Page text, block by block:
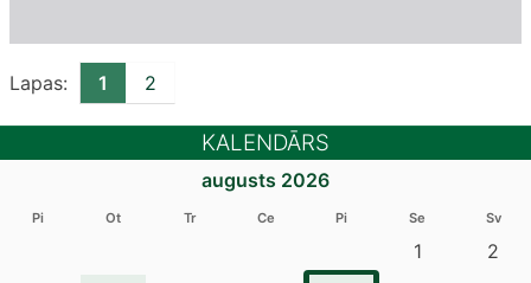
Lapas: 1 2
KALENDĀRS
augusts 2026
Pi Ot Tr Ce Pi Se Sv
1
2